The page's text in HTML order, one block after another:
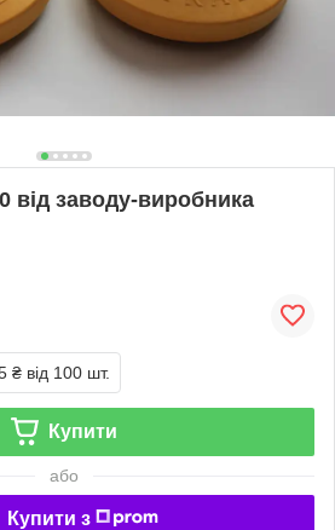
від заводу-виробника
₴ від 100 шт.
Купити
або
Купити з